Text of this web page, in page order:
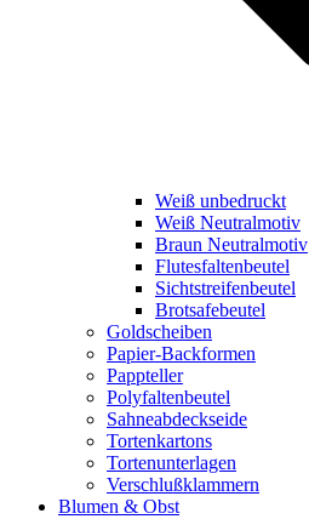
Weiß unbedruckt
Weiß Neutralmotiv
Braun Neutralmotiv
Flutesfaltenbeutel
Sichtstreifenbeutel
Brotsafebeutel
Goldscheiben
Papier-Backformen
Pappteller
Polyfaltenbeutel
Sahneabdeckseide
Tortenkartons
Tortenunterlagen
Verschlußklammern
Blumen & Obst